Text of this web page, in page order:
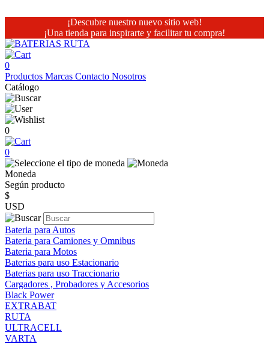
¡Descubre nuestro nuevo sitio web!
¡Una tienda para inspirarte y facilitar tu compra!
0
Productos Marcas Contacto Nosotros
Catálogo
0
0
Moneda
Según producto
$
USD
Bateria para Autos
Bateria para Camiones y Omnibus
Bateria para Motos
Baterias para uso Estacionario
Baterias para uso Traccionario
Cargadores , Probadores y Accesorios
Black Power
EXTRABAT
RUTA
ULTRACELL
VARTA